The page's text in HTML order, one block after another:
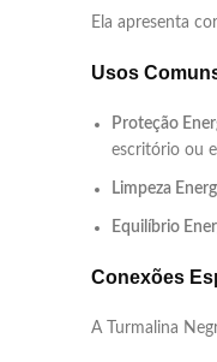
Ela apresenta
Usos
Proteção
escritório ou
Limpeza
Equilíbrio
Conexões
A Turmalina